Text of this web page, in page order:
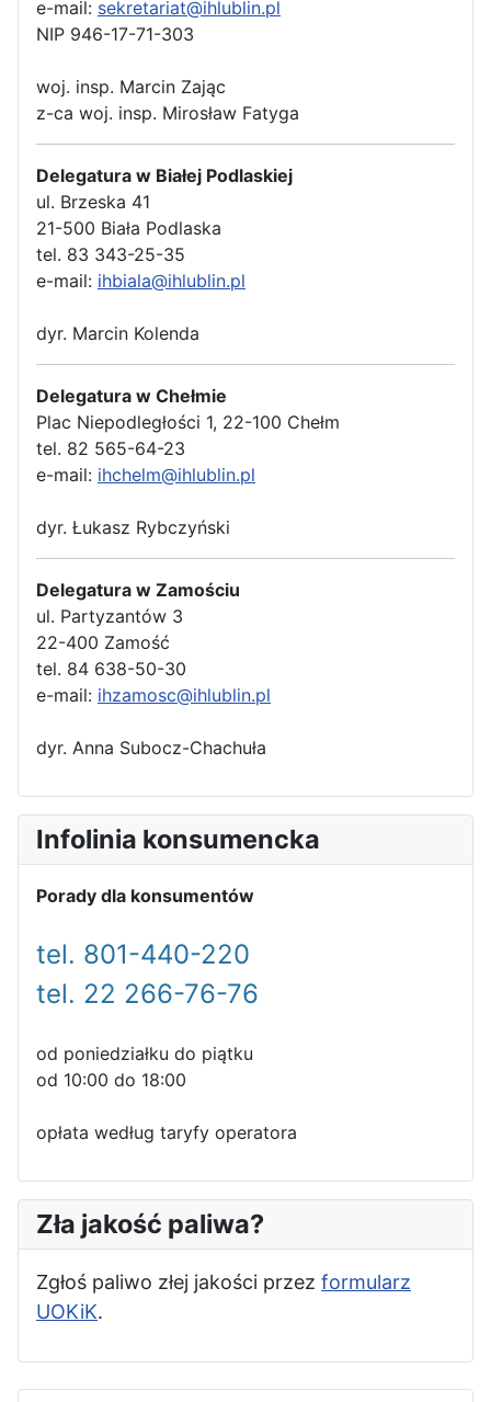
e-mail: sekretariat@ihlublin.pl
NIP 946-17-71-303
woj. insp. Marcin Zając
z-ca woj. insp. Mirosław Fatyga
Delegatura w Białej Podlaskiej
ul. Brzeska 41
21-500 Biała Podlaska
tel. 83 343-25-35
e-mail: ihbiala@ihlublin.pl
dyr. Marcin Kolenda
Delegatura w Chełmie
Plac Niepodległości 1, 22-100 Chełm
tel. 82 565-64-23
e-mail: ihchelm@ihlublin.pl
dyr. Łukasz Rybczyński
Delegatura w Zamościu
ul. Partyzantów 3
22-400 Zamość
tel. 84 638-50-30
e-mail: ihzamosc@ihlublin.pl
dyr. Anna Subocz-Chachuła
Infolinia konsumencka
Porady dla konsumentów
tel. 801-440-220
tel. 22 266-76-76
od poniedziałku do piątku
od 10:00 do 18:00
opłata według taryfy operatora
Zła jakość paliwa?
Zgłoś paliwo złej jakości przez formularz
UOKiK.